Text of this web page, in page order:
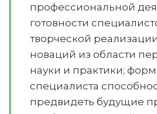
профессиональной
готовности
творческой
новаций из области
науки и практики;
специалиста
предвидеть будущие